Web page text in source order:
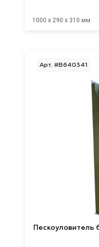
1000 x 290 x 310 мм.
Арт. #B640341
Пескоуловитель